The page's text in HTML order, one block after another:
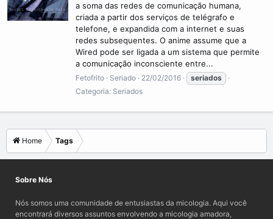
a soma das redes de comunicação humana,
criada a partir dos serviços de telégrafo e
telefone, e expandida com a internet e suas
redes subsequentes. O anime assume que a
Wired pode ser ligada a um sistema que permite
a comunicação inconsciente entre...
Fetofrito Seriado 22/02/2016
seriados
Categoria: Seriados
Home Tags
Sobre Nós
Nós somos uma comunidade de entusiastas da micologia. Aqui você
encontrará diversos assuntos envolvendo a micologia amadora,